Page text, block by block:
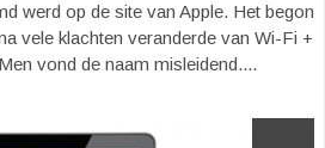
werd op de site van Apple. Het begon
vele klachten veranderde van Wi-Fi +
vond de naam misleidend....